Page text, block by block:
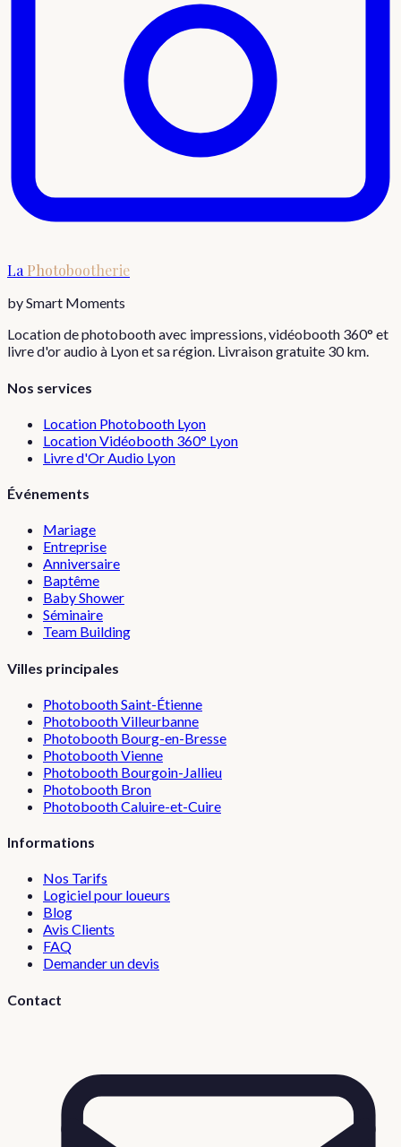
LaPhotobootherie
by Smart Moments
Location de photobooth avec impressions, vidéobooth 360° et
livre d'or audio à Lyon et sa région. Livraison gratuite 30 km.
Nos services
Location Photobooth Lyon
Location Vidéobooth 360° Lyon
Livre d'Or Audio Lyon
Événements
Mariage
Entreprise
Anniversaire
Baptême
Baby Shower
Séminaire
Team Building
Villes principales
PhotoboothSaint-Étienne
PhotoboothVilleurbanne
Photobooth Bourg-en-Bresse
PhotoboothVienne
Photobooth Bourgoin-Jallieu
Photobooth Bron
PhotoboothCaluire-et-Cuire
Informations
Nos Tarifs
Logiciel pour loueurs
Blog
Avis Clients
FAQ
Demander un devis
Contact